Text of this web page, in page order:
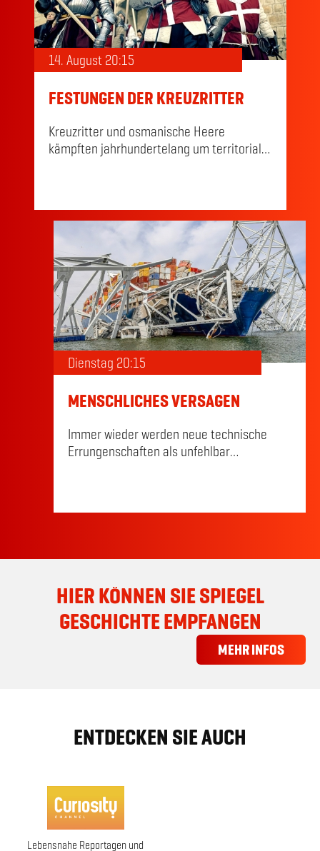
14. August 20:15
FESTUNGEN DER KREUZRITTER
Kreuzritter und osmanische Heere
kämpften jahrhundertelang um territoriale,
während die Kreuzritter als Verteidiger des
Christentums auf Burgen und
Rittertraditionen setzten. Ihre blutigen
Schlachten prägen Europa und den Nahen
Osten bis heute.
Dienstag 20:15
MENSCHLICHES VERSAGEN
Immer wieder werden neue technische
Errungenschaften als unfehlbar
HIER KÖNNEN SIE SPIEGEL
GESCHICHTE EMPFANGEN
MEHR INFOS
ENTDECKEN SIE AUCH
Lebensnahe Reportagen und